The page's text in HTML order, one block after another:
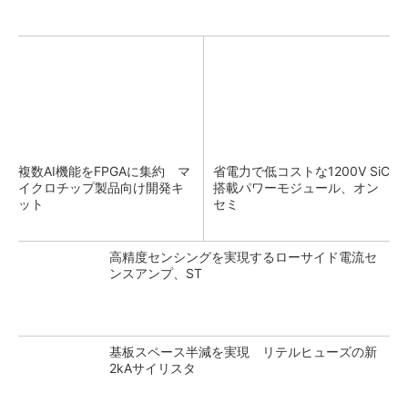
複数AI機能をFPGAに集約 マ
イクロチップ製品向け開発キ
ット
省電力で低コストな1200V SiC
搭載パワーモジュール、オン
セミ
高精度センシングを実現するローサイド電流セ
ンスアンプ、ST
基板スペース半減を実現 リテルヒューズの新
2kAサイリスタ